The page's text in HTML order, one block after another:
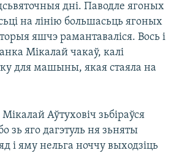
дні. Паводле ягоных
на лінію большасьць ягоных
яшчэ рамантаваліся. Вось і
Мікалай чакаў, калі
для машыны, якая стаяла на
Аўтуховіч зьбіраўся
зь яго дагэтуль ня зьняты
і яму нельга ноччу выходзіць